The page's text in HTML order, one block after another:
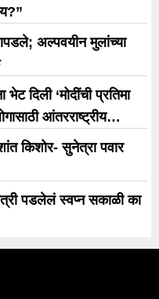
अल्पवयीन मुलांच्या
दिली ‘मोदींची प्रतिमा
आंतरराष्ट्रीय
किशोर- सुनेत्रा पवार
पडलेलं स्वप्न सकाळी का